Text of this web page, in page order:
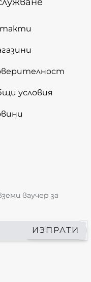
условия
ваучер за
ИЗПРАТИ